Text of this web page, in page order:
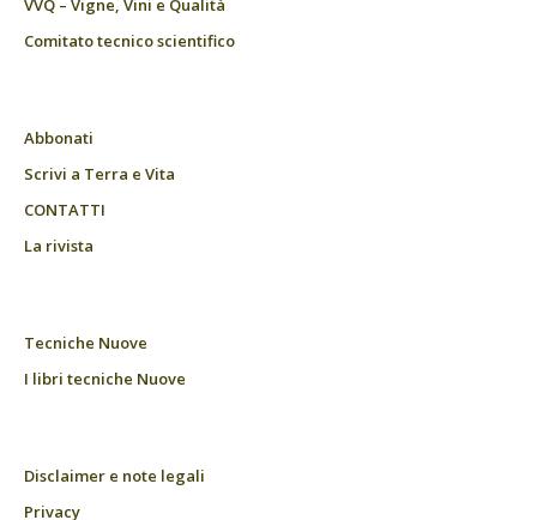
VVQ – Vigne, Vini e Qualità
Comitato tecnico scientifico
Abbonati
Scrivi a Terra e Vita
CONTATTI
La rivista
Tecniche Nuove
I libri tecniche Nuove
Disclaimer e note legali
Privacy